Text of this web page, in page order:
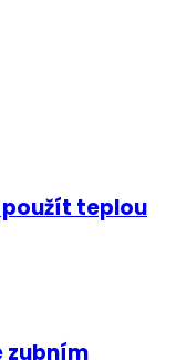
použít teplou
zubním